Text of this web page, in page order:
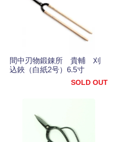
間中刃物鍛錬所 貴輔 刈
込鋏（白紙2号）6.5寸
SOLD OUT